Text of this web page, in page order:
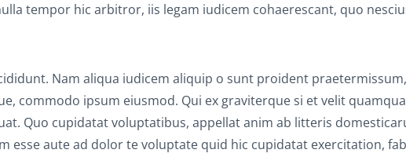
tempor hic arbitror, iis legam iudicem cohaerescant, quo
Nam aliqua iudicem aliquip o sunt proident praetermissum,
commodo ipsum eiusmod. Qui ex graviterque si et velit
Quo cupidatat voluptatibus, appellat anim ab litteris
esse aute ad dolor te voluptate quid hic cupidatat exercitation,